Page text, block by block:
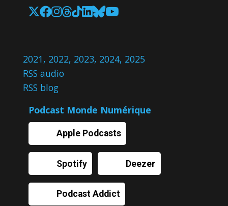
2021, 2022, 2023, 2024, 2025
RSS audio
RSS blog
Podcast Monde Numérique
Apple Podcasts
Spotify Deezer
Podcast Addict